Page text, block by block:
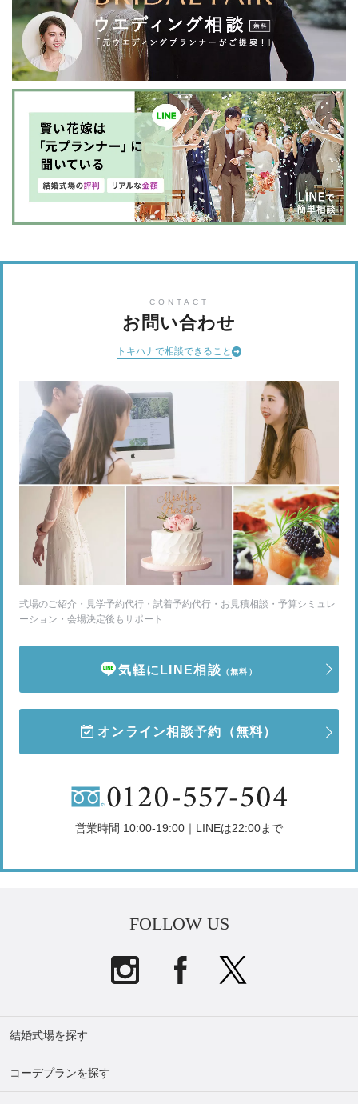
CONTACT
お問い合わせ
トキハナで相談できること
式場のご紹介・見学予約代行・試着予約代行・お見積相談・予算シミュレ
ーション・会場決定後もサポート
気軽にLINE相談 （無料）
オンライン相談予約 （無料）
営業時間 10:00-19:00｜LINEは22:00まで
FOLLOW US
結婚式場を探す
コーデプランを探す